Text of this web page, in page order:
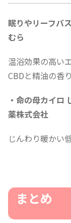
眠りやリーフバ
むら
温浴効果の高い
CBDと精油の香り
・命の母カイロ
薬株式会社
じんわり暖かい
まとめ